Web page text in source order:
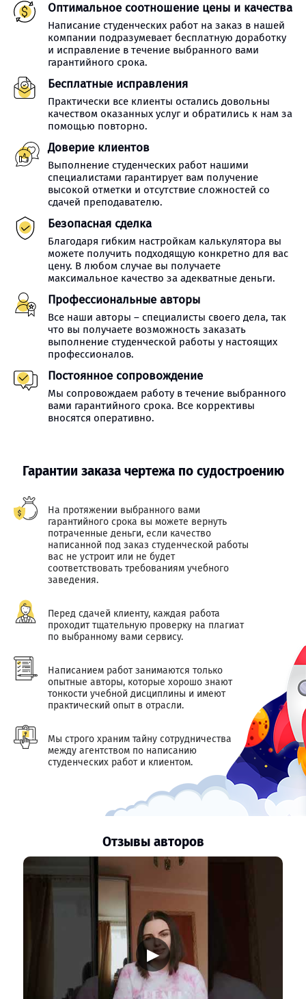
Оптимальное соотношение цены и качества
Написание студенческих работ на заказ в нашей
компании подразумевает бесплатную доработку
и исправление в течение выбранного вами
гарантийного срока.
Бесплатные исправления
Практически все клиенты остались довольны
качеством оказанных услуг и обратились к нам за
помощью повторно.
Доверие клиентов
Выполнение студенческих работ нашими
специалистами гарантирует вам получение
высокой отметки и отсутствие сложностей со
сдачей преподавателю.
Безопасная сделка
Благодаря гибким настройкам калькулятора вы
можете получить подходящую конкретно для вас
цену. В любом случае вы получаете
максимальное качество за адекватные деньги.
Профессиональные авторы
Все наши авторы – специалисты своего дела, так
что вы получаете возможность заказать
выполнение студенческой работы у настоящих
профессионалов.
Постоянное сопровождение
Мы сопровождаем работу в течение выбранного
вами гарантийного срока. Все коррективы
вносятся оперативно.
Гарантии заказа чертежа по судостроению
На протяжении выбранного вами
гарантийного срока вы можете вернуть
потраченные деньги, если качество
написанной под заказ студенческой работы
вас не устроит или не будет
соответствовать требованиям учебного
заведения.
Перед сдачей клиенту, каждая работа
проходит тщательную проверку на плагиат
по выбранному вами сервису.
Написанием работ занимаются только
опытные авторы, которые хорошо знают
тонкости учебной дисциплины и имеют
практический опыт в отрасли.
Мы строго храним тайну сотрудничества
между агентством по написанию
студенческих работ и клиентом.
Отзывы авторов
▶